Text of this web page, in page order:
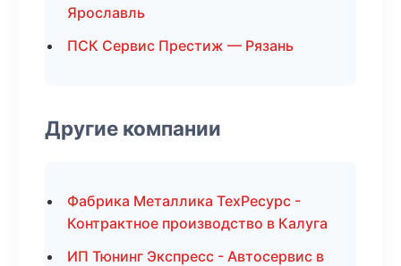
Ярославль
ПСК Сервис Престиж — Рязань
Другие компании
Фабрика Металлика ТехРесурс -
Контрактное производство в Калуга
ИП Тюнинг Экспресс - Автосервис в